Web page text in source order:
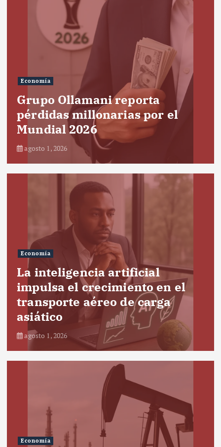
Economía
Grupo Ollamani reporta
pérdidas millonarias por el
Mundial 2026
agosto 1, 2026
Economía
La inteligencia artificial
impulsa el crecimiento en el
transporte aéreo de carga
asiático
agosto 1, 2026
Economía